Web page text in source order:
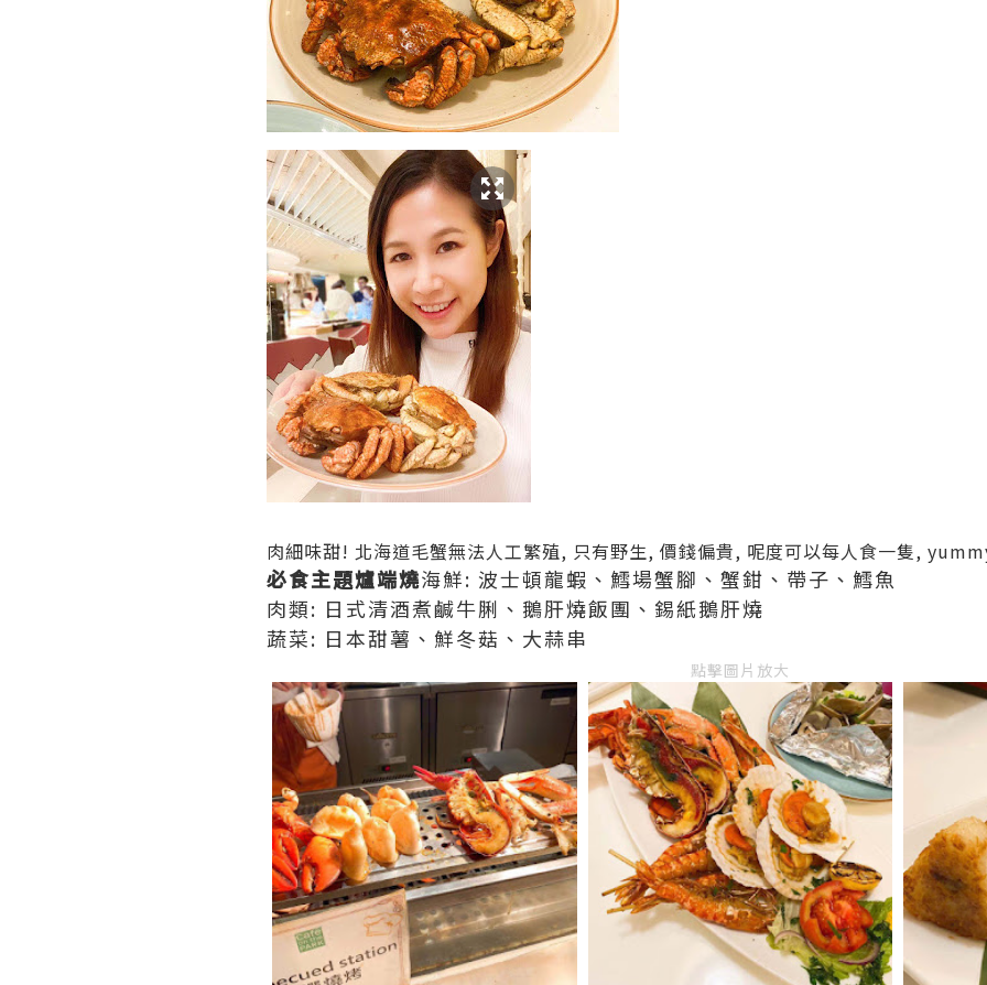
肉細味甜! 北海道毛蟹無法人工繁殖, 只有野生, 價錢偏貴, 呢度可以每人食一隻,
必食主題爐端燒海鮮: 波士頓龍蝦、鱈場蟹腳、蟹鉗、帶子、鱈魚
肉類: 日式清酒煮鹹牛脷、鵝肝燒飯團、錫紙鵝肝燒
蔬菜: 日本甜薯、鮮冬菇、大蒜串
點擊圖片放大